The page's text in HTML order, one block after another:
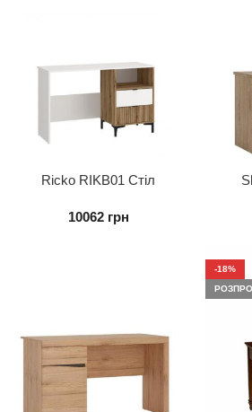
Ricko RIKB01 Стіл
10062 грн
-18%